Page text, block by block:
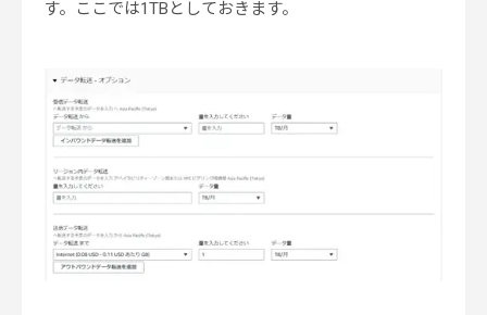
す。ここでは1TBとしておきます。